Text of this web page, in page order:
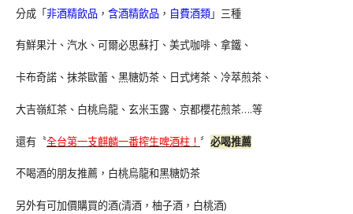
分成「非酒精飲品 ， 含酒精飲品 ， 自費酒類」三種
有鮮果汁、汽水、可爾必思蘇打、美式咖啡、拿鐵、
卡布奇諾、抹茶歐蕾、黑糖奶茶、日式烤茶、冷萃煎茶、
大吉嶺紅茶、白桃烏龍、玄米玉露、京都櫻花煎茶….等
還有〝全台第一支麒麟一番搾生啤酒柱！ 〞 必喝推薦
不喝酒的朋友推薦，白桃烏龍和黑糖奶茶
另外有可加價購買的酒(清酒，柚子酒，白桃酒)